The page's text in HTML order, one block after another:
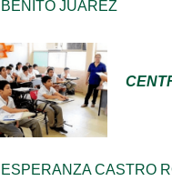
BENITO JUAREZ
ESPERANZA CASTRO